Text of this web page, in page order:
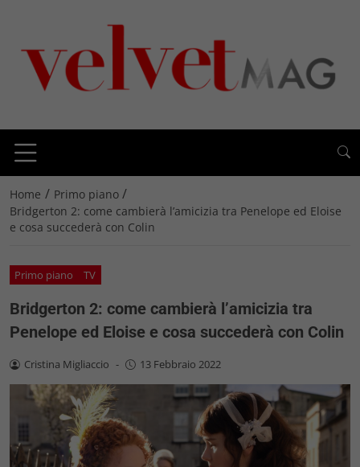
Home / Primo piano /
Bridgerton 2: come cambierà l’amicizia tra Penelope ed Eloise
e cosa succederà con Colin
Primo piano TV
Bridgerton 2: come cambierà l’amicizia tra
Penelope ed Eloise e cosa succederà con Colin
Cristina Migliaccio - 13 Febbraio 2022